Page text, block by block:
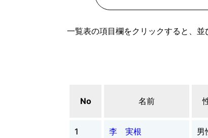
一覧表の項目欄をクリックすると、
No 名前
1 李 実根 男